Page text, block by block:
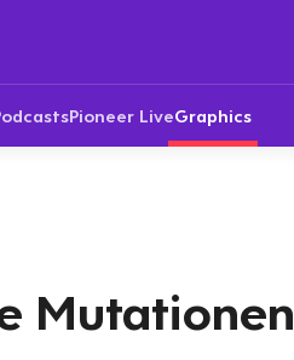
Pioneer LiveGraphics
Mutationen